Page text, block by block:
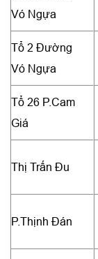
Vó Ngựa
Tổ 2 Đường
Vó Ngựa
Tổ 26 P.Cam
Giá
Thị Trấn Đu
P.Thịnh Đán